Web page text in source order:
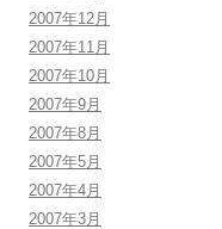
2007年12月
2007年11月
2007年10月
2007年9月
2007年8月
2007年5月
2007年4月
2007年3月